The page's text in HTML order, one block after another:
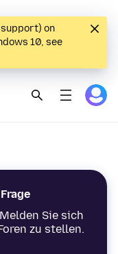
support) on
10, see
Sie sich
zu stellen.